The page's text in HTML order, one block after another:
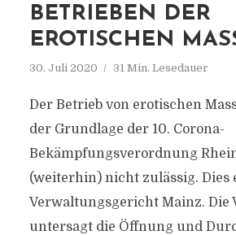
BETRIEBEN DER
EROTISCHEN
30. Juli 2020 31 Min. Lesedauer
Der Betrieb von erotischen
der Grundlage der 10. Corona-
Bekämpfungsverordnung
(weiterhin) nicht zulässig. Dies
Verwaltungsgericht Mainz. Die
untersagt die Öffnung und